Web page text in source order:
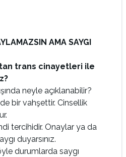
AMA SAYGI
trans cinayetleri ile
neyle açıklanabilir?
bir vahşettir. Cinsellik
tercihidir. Onaylar ya da
duyarsınız.
durumlarda saygı